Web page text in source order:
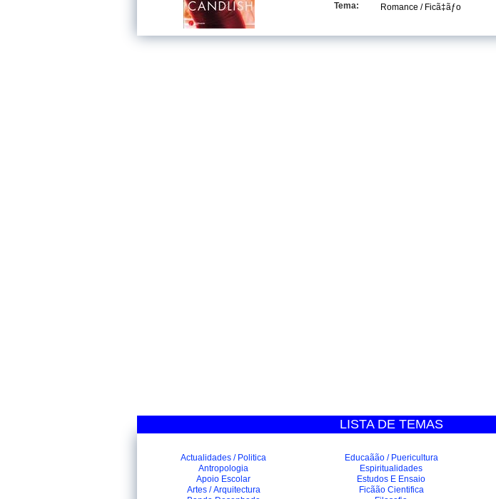
Tema:
Romance / Ficã‡ãƒo
LISTA DE TEMAS
Actualidades / Politica
Antropologia
Apoio Escolar
Artes / Arquitectura
Educaãão / Puericultura
Espiritualidades
Estudos E Ensaio
Ficãão Cientifica